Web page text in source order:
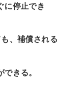
に停止でき
、補償される
きる。